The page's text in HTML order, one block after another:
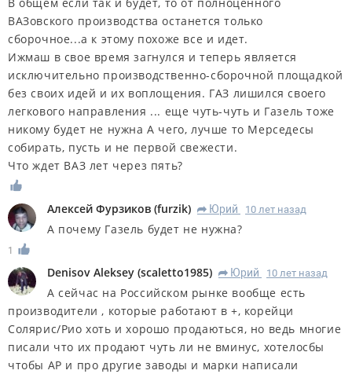
ВАЗовского производства останется только
сборочное...а к этому похоже все и идет.
Ижмаш в свое время загнулся и теперь является
исключительно производственно-сборочной площадкой
без своих идей и их воплощения. ГАЗ лишился своего
легкового направления ... еще чуть-чуть и Газель тоже
никому будет не нужна А чего, лучше то Мерседесы
собирать, пусть и не первой свежести.
Что ждет ВАЗ лет через пять?
Алексей Фурзиков (furzik) R Юрий 10 лет назад
А почему Газель будет не нужна?
1
Denisov Aleksey (scaletto1985) R Юрий 10 лет назад
А сейчас на Российском рынке вообще есть
производители , которые работают в +, корейци
Солярис/Рио хоть и хорошо продаються, но ведь многие
писали что их продают чуть ли не вминус, хотелосбы
чтобы АР и про другие заводы и марки написали